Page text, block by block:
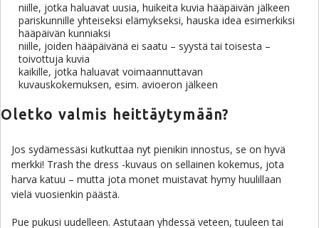
niille, jotka haluavat uusia, huikeita kuvia hääpäivän jälkeen
pariskunnille yhteiseksi elämykseksi, hauska idea esimerkiksi
hääpäivän kunniaksi
niille, joiden hääpäivänä ei saatu – syystä tai toisesta –
toivottuja kuvia
kaikille, jotka haluavat voimaannuttavan
kuvauskokemuksen, esim. avioeron jälkeen
Oletko valmis heittäytymään?
Jos sydämessäsi kutkuttaa nyt pienikin innostus, se on hyvä
merkki! Trash the dress -kuvaus on sellainen kokemus, jota
harva katuu – mutta jota monet muistavat hymy huulillaan
vielä vuosienkin päästä.
Pue pukusi uudelleen. Astutaan yhdessä veteen, tuuleen tai